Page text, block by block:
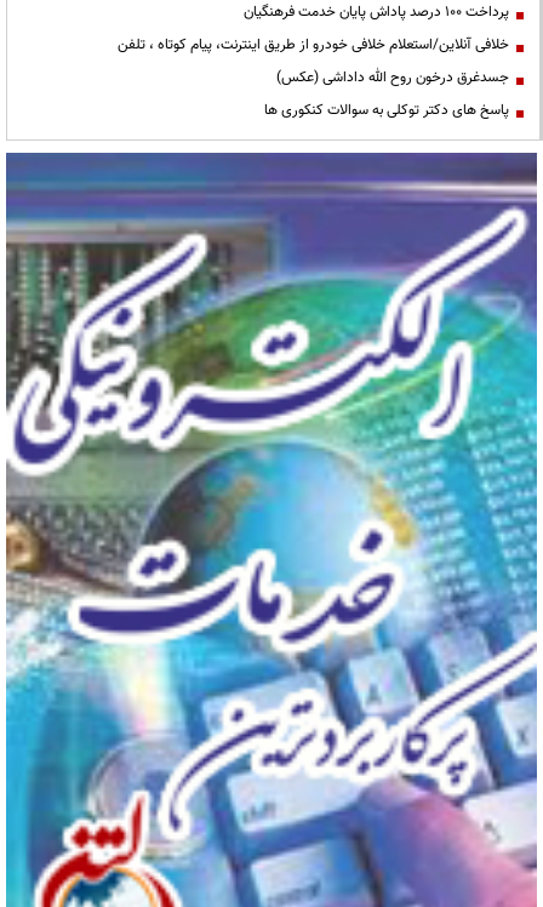
پرداخت ۱۰۰ درصد پاداش پایان خدمت فرهنگیان
خلافی آنلاین/استعلام خلافی خودرو از طریق اینترنت، پیام کوتاه ، تلفن
جسدغرق درخون روح الله داداشی (عکس)
پاسخ های دکتر توکلی به سوالات کنکوری ها